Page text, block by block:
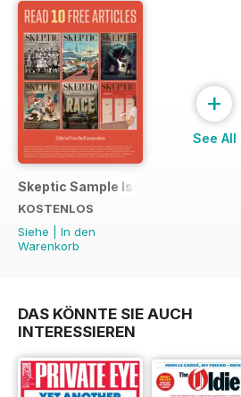
Skeptic Sample Issue 2023
KOSTENLOS
Siehe
In den
Warenkorb
+
See All
DAS KÖNNTE SIE AUCH
INTERESSIEREN